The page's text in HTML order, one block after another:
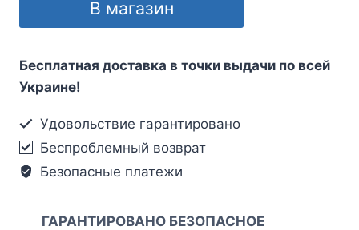
В магазин
Бесплатная доставка в точки выдачи по всей
Украине!
Удовольствие гарантировано
Беспроблемный возврат
Безопасные платежи
ГАРАНТИРОВАНО БЕЗОПАСНОЕ